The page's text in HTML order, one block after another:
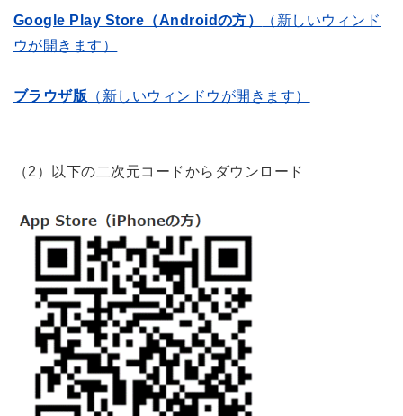
Google Play Store（Androidの方）
（新しいウィンド
ウが開きます）
ブラウザ版 （新しいウィンドウが開きます）
（2）以下の二次元コードからダウンロード